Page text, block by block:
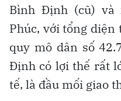
Bình Định (cũ) và
Phúc, với tổng
quy mô dân số
Định có lợi thế rất
tế, là đầu mối giao